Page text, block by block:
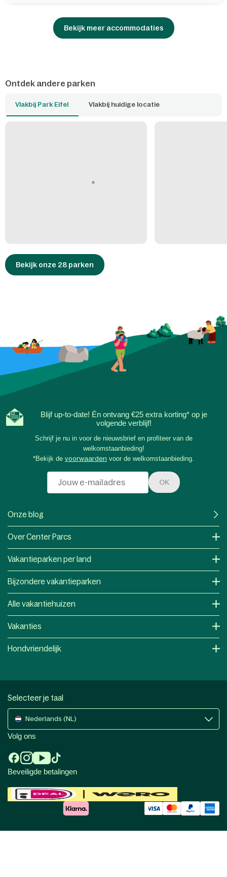
Bekijk meer accommodaties
Ontdek andere parken
Vlakbij Park Eifel Vlakbij huidige locatie
Bekijk onze 28 parken
Blijf up-to-date! Én ontvang €25 extra korting* op je
volgende verblijf!
Schrijf je nu in voor de nieuwsbrief en profiteer van de
welkomstaanbieding!
*Bekijk de voorwaarden voor de welkomstaanbieding.
OK
Onze blog
Over Center Parcs
Vakantieparken per land
Bijzondere vakantieparken
Alle vakantiehuizen
Vakanties
Hondvriendelijk
Selecteer je taal
Nederlands (NL)
Volg ons
Beveiligde betalingen